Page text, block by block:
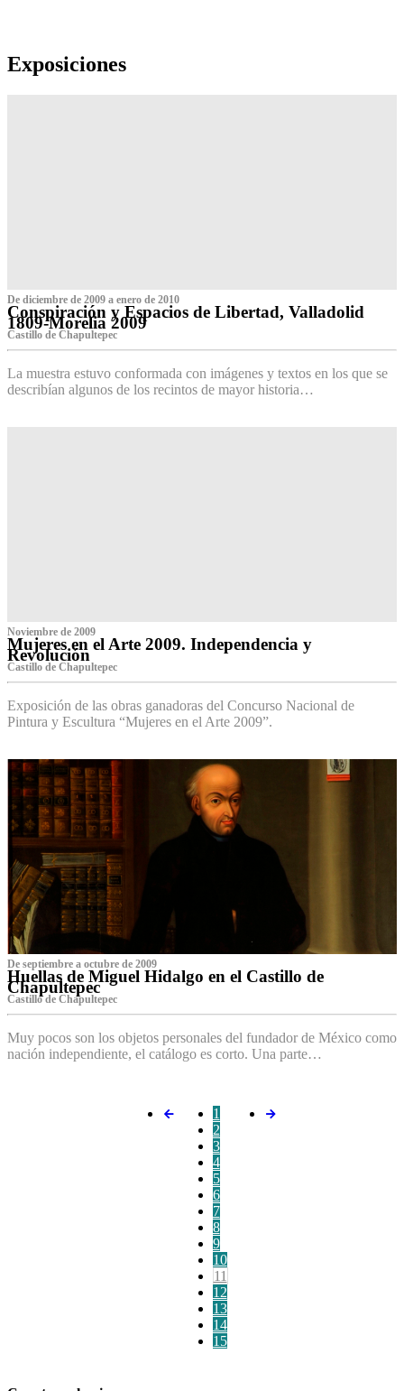
Exposiciones
De diciembre de 2009 a enero de 2010
Conspiración y Espacios de Libertad, Valladolid
1809-Morelia 2009
Castillo de Chapultepec
La muestra estuvo conformada con imágenes y textos en los que se
describían algunos de los recintos de mayor historia…
Noviembre de 2009
Mujeres en el Arte 2009. Independencia y
Revolución
Castillo de Chapultepec
Exposición de las obras ganadoras del Concurso Nacional de
Pintura y Escultura “Mujeres en el Arte 2009”.
De septiembre a octubre de 2009
Huellas de Miguel Hidalgo en el Castillo de
Chapultepec
Castillo de Chapultepec
Muy pocos son los objetos personales del fundador de México como
nación independiente, el catálogo es corto. Una parte…
1
2
3
4
5
6
7
8
9
10
11
12
13
14
15